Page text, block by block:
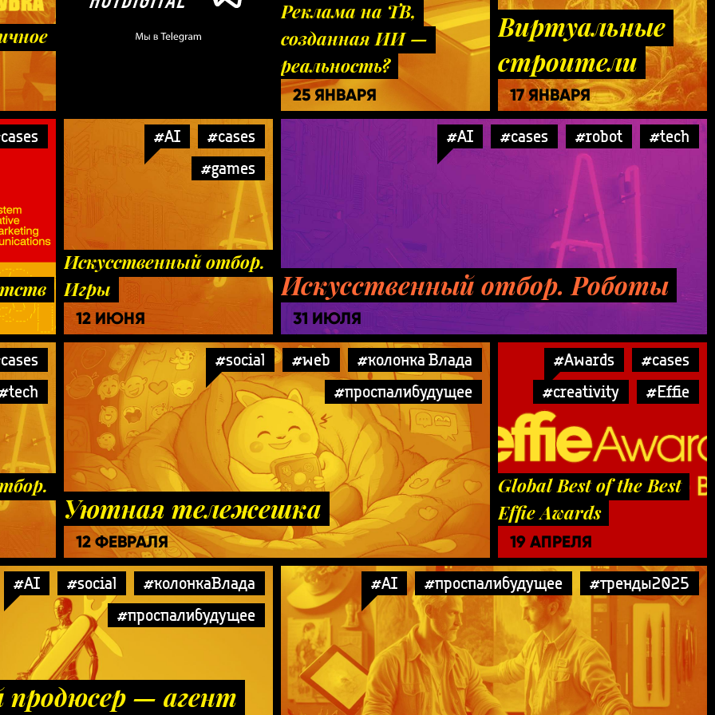
Виртуальные
строители
17 ЯНВАРЯ
VK
Реклама на ТВ,
созданная ИИ —
реальность?
25 ЯНВАРЯ
#AI
#cases
#games
Искусственный отбор.
Игры
12 ИЮНЯ
#AI #cases #robot #tech
Искусственный отбор. Роботы
31 ИЮЛЯ
#social #web
#колонка Влада
#проспалибудущее
Уютная тележешка
12 ФЕВРАЛЯ
#AI #social
#колонкаВлада
#проспалибудущее
— агент
#AI #проспалибудущее #тренды2025
#Awards
#cases
#creativity
#Effie
Global Best of the Best
Effie Awards
19 АПРЕЛЯ